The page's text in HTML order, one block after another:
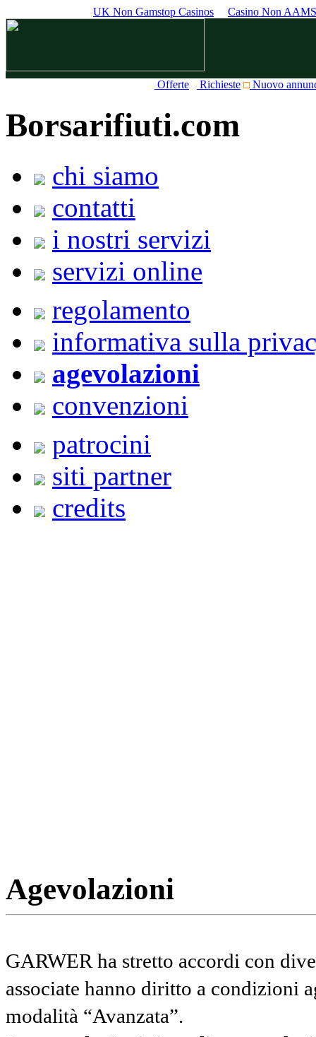
UK Non Gamstop Casinos Casino Non AAMS
Offerte Richieste Nuovo
Borsarifiuti.com
chi siamo
contatti
i nostri servizi
servizi online
regolamento
informativa sulla
agevolazioni
convenzioni
patrocini
siti partner
credits
Agevolazioni
GARWER ha stretto accordi con
associate hanno diritto a condizioni
modalità “Avanzata”.